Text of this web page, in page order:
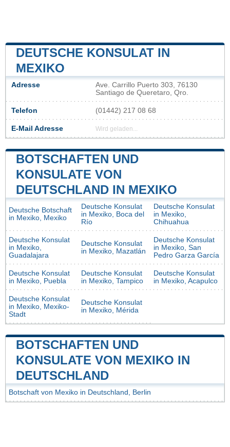
DEUTSCHE KONSULAT IN
MEXIKO
Adresse
Ave. Carrillo Puerto 303, 76130
Santiago de Queretaro, Qro.
Telefon (01442) 217 08 68
E-Mail Adresse Wird geladen...
BOTSCHAFTEN UND
KONSULATE VON
DEUTSCHLAND IN MEXIKO
Deutsche Botschaft
in Mexiko, Mexiko
Deutsche Konsulat
in Mexiko, Boca del
Río
Deutsche Konsulat
in Mexiko,
Chihuahua
Deutsche Konsulat
in Mexiko,
Guadalajara
Deutsche Konsulat
in Mexiko, Mazatlán
Deutsche Konsulat
in Mexiko, San
Pedro Garza García
Deutsche Konsulat
in Mexiko, Puebla
Deutsche Konsulat
in Mexiko, Tampico
Deutsche Konsulat
in Mexiko, Acapulco
Deutsche Konsulat
in Mexiko, Mexiko-
Stadt
Deutsche Konsulat
in Mexiko, Mérida
BOTSCHAFTEN UND
KONSULATE VON MEXIKO IN
DEUTSCHLAND
Botschaft von Mexiko in Deutschland, Berlin